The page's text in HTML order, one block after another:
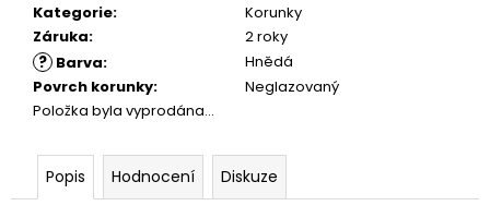
Kategorie:
Korunky
Záruka: 2 roky
? Barva:
Hnědá
Povrch korunky:
Neglazovaný
Položka byla vyprodána…
Popis Hodnocení Diskuze